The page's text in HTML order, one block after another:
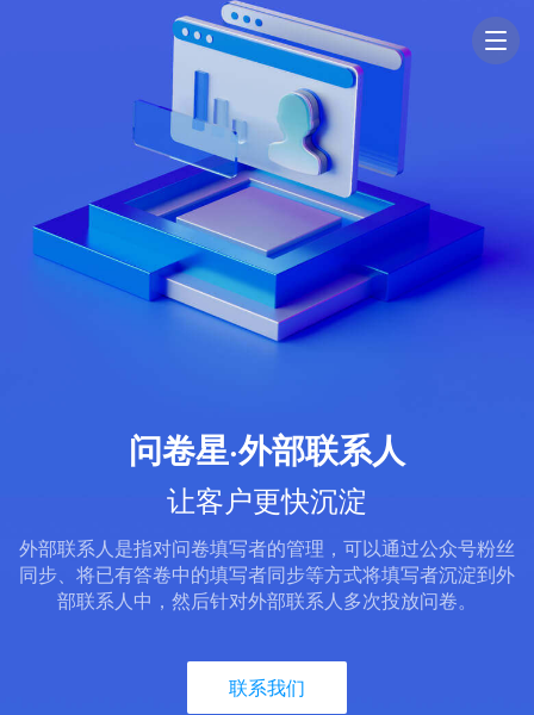
问卷星·外部联系人
让客户更快沉淀
外部联系人是指对问卷填写者的管理，可以通过公众号粉丝
同步、将已有答卷中的填写者同步等方式将填写者沉淀到外
部联系人中，然后针对外部联系人多次投放问卷。
联系我们